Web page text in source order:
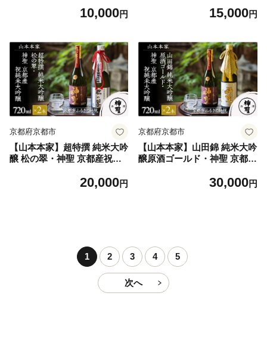
ランド 人気セット［1純米酒
フト プレゼント 贈答 お取り
寄せ 通販 送料無料 ふるさと
納税］
10,000円
伏見 日本酒 酒 お酒 さけ sak
贈り物 お祝い 内祝い ご自宅
用 ご家庭用 飲み比べ 送料無
料 ふるさと納税 ］
15,000円
京都府京都市
【山本本家】超特撰 純米大吟
醸 松の翠・神聖 京都産祝純
京都市 伏見 日本酒 酒 お酒
20,000円
京都府京都市
【山本本家】山田錦 純米大吟
醸原酒ゴールド・神聖 京都産
京都 京都市 伏見 日本酒 酒
税 ］
30,000円
1 2 3 4 5
次へ